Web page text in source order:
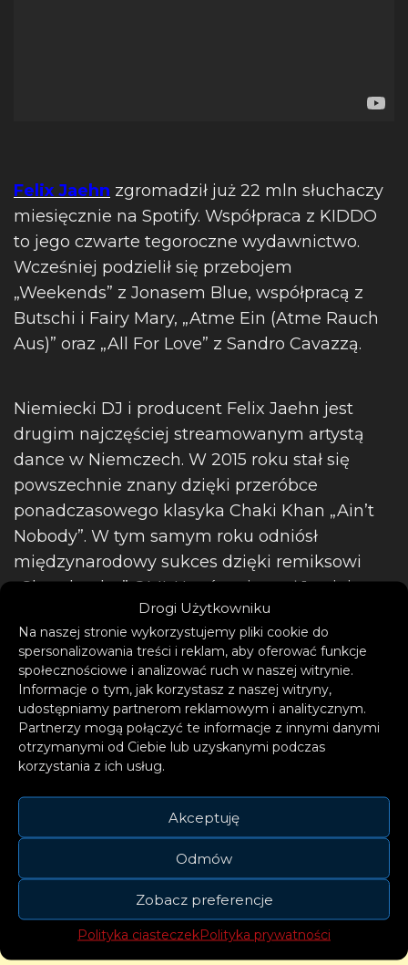
Drogi Użytkowniku
Na naszej stronie wykorzystujemy pliki cookie do
spersonalizowania treści i reklam, aby oferować funkcje
społecznościowe i analizować ruch w naszej witrynie.
Informacje o tym, jak korzystasz z naszej witryny,
udostępniamy partnerom reklamowym i analitycznym.
Partnerzy mogą połączyć te informacje z innymi danymi
otrzymanymi od Ciebie lub uzyskanymi podczas
korzystania z ich usług.
Akceptuję
Odmów
Zobacz preferencje
Polityka ciasteczekPolityka prywatności
Felix Jaehn zgromadził już 22 mln słuchaczy
miesięcznie na Spotify. Współpraca z KIDDO
to jego czwarte tegoroczne wydawnictwo.
Wcześniej podzielił się przebojem
„Weekends” z Jonasem Blue, współpracą z
Butschi i Fairy Mary, „Atme Ein (Atme Rauch
Aus)” oraz „All For Love” z Sandro Cavazzą.
Niemiecki DJ i producent Felix Jaehn jest
drugim najczęściej streamowanym artystą
dance w Niemczech. W 2015 roku stał się
powszechnie znany dzięki przeróbce
ponadczasowego klasyka Chaki Khan „Ain’t
Nobody”. W tym samym roku odniósł
międzynarodowy sukces dzięki remiksowi
„Cheerleader” OMI. Utwór osiągnął 1. miejsce
w 55 krajach oraz szczyt listy Billboardu, na
którym utrzymywał się przez sześć kolejnych
tygodni.